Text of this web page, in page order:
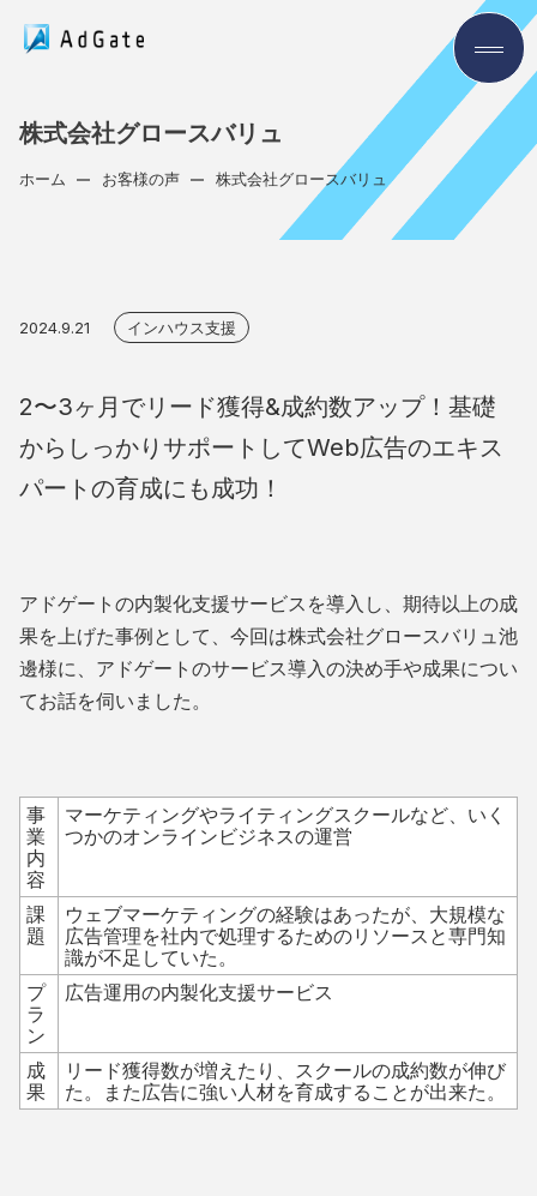
株式会社グロースバリュ
ホーム お客様の声 株式会社グロースバリュ
2024.9.21 インハウス支援
2〜3ヶ月でリード獲得&成約数アップ！基礎
からしっかりサポートしてWeb広告のエキス
パートの育成にも成功！
アドゲートの内製化支援サービスを導入し、期待以上の成
果を上げた事例として、今回は株式会社グロースバリュ池
邊様に、アドゲートのサービス導入の決め手や成果につい
てお話を伺いました。
事
業
内
容
マーケティングやライティングスクールなど、いく
つかのオンラインビジネスの運営
課
題
ウェブマーケティングの経験はあったが、大規模な
広告管理を社内で処理するためのリソースと専門知
識が不足していた。
プ
ラ
ン
広告運用の内製化支援サービス
成
果
リード獲得数が増えたり、スクールの成約数が伸び
た。また広告に強い人材を育成することが出来た。